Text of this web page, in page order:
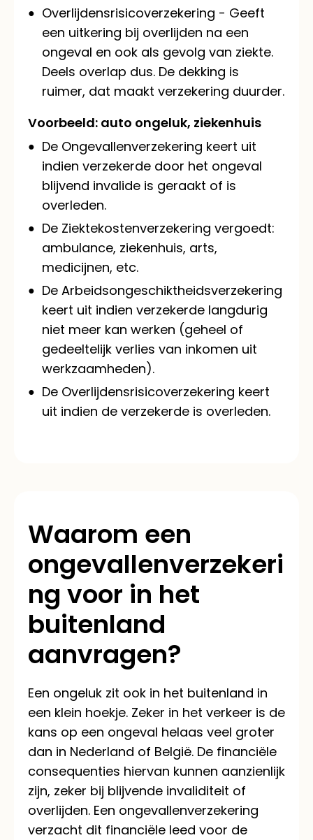
Overlijdensrisicoverzekering - Geeft
een uitkering bij overlijden na een
ongeval en ook als gevolg van ziekte.
Deels overlap dus. De dekking is
ruimer, dat maakt verzekering duurder.
Voorbeeld: auto ongeluk, ziekenhuis
De Ongevallenverzekering keert uit
indien verzekerde door het ongeval
blijvend invalide is geraakt of is
overleden.
De Ziektekostenverzekering vergoedt:
ambulance, ziekenhuis, arts,
medicijnen, etc.
De Arbeidsongeschiktheidsverzekering
keert uit indien verzekerde langdurig
niet meer kan werken (geheel of
gedeeltelijk verlies van inkomen uit
werkzaamheden).
De Overlijdensrisicoverzekering keert
uit indien de verzekerde is overleden.
Waarom een
ongevallenverzekeri
ng voor in het
buitenland
aanvragen?
Een ongeluk zit ook in het buitenland in
een klein hoekje. Zeker in het verkeer is de
kans op een ongeval helaas veel groter
dan in Nederland of België. De financiële
consequenties hiervan kunnen aanzienlijk
zijn, zeker bij blijvende invaliditeit of
overlijden. Een ongevallenverzekering
verzacht dit financiële leed voor de